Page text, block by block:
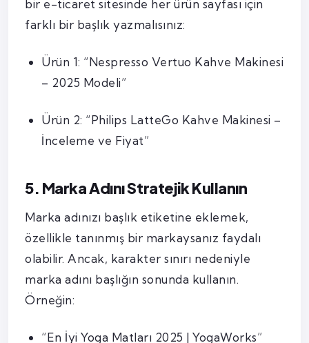
bir e-ticaret sitesinde her ürün sayfası için
farklı bir başlık yazmalısınız:
Ürün 1: “Nespresso Vertuo Kahve Makinesi
– 2025 Modeli”
Ürün 2: “Philips LatteGo Kahve Makinesi –
İnceleme ve Fiyat”
5. Marka Adını Stratejik Kullanın
Marka adınızı başlık etiketine eklemek,
özellikle tanınmış bir markaysanız faydalı
olabilir. Ancak, karakter sınırı nedeniyle
marka adını başlığın sonunda kullanın.
Örneğin:
“En İyi Yoga Matları 2025 | YogaWorks”